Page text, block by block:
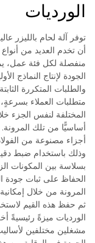
الورديات
توفر آلة لحام بالليزر
أن تخدم العديد من
منفصلة لكل فئة عمل،
الجودة لإنتاج النماذج
والطلبات المتكررة
متطلبات العملاء بسرعةٍ،
المختلفة لنفس الجزء
أساسيًّا من تلك المرونة.
أجزاء مصنوعة من الفولاذ
وذلك باستخدام ضبط
بسلاسة بين المكونات
الحفاظ على ثبات جودة
المرونة من خلال
ثم حفظ هذه القيم
الورديات ميزةً رئيسيةً
مشغلين مختلفين